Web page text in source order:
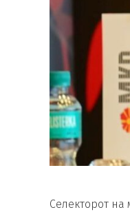
Селекторот